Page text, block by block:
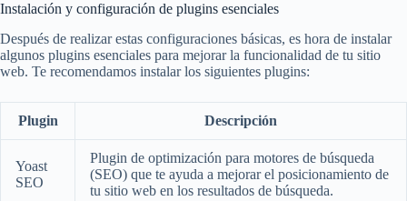
Instalación y configuración de plugins esenciales
Después de realizar estas configuraciones básicas, es hora de instalar
algunos plugins esenciales para mejorar la funcionalidad de tu sitio
web. Te recomendamos instalar los siguientes plugins:
Plugin Descripción
Yoast
SEO
Plugin de optimización para motores de búsqueda
(SEO) que te ayuda a mejorar el posicionamiento de
tu sitio web en los resultados de búsqueda.